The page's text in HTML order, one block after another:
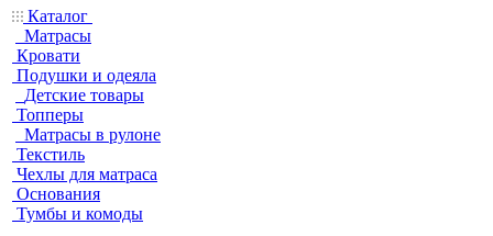
Каталог
Матрасы
Кровати
Подушки и одеяла
Детские товары
Топперы
Матрасы в рулоне
Текстиль
Чехлы для матраса
Основания
Тумбы и комоды